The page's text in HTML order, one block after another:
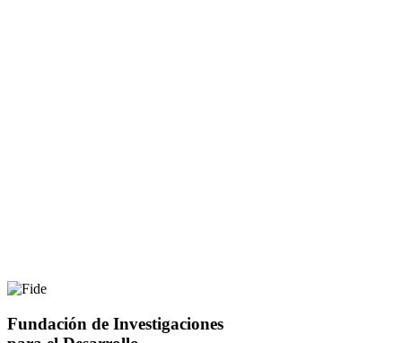
Fundación de Investigaciones